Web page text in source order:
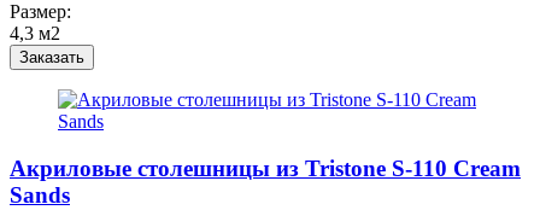
Размер:
4,3 м2
Заказать
Акриловые столешницы из Tristone S-110 Cream
Sands